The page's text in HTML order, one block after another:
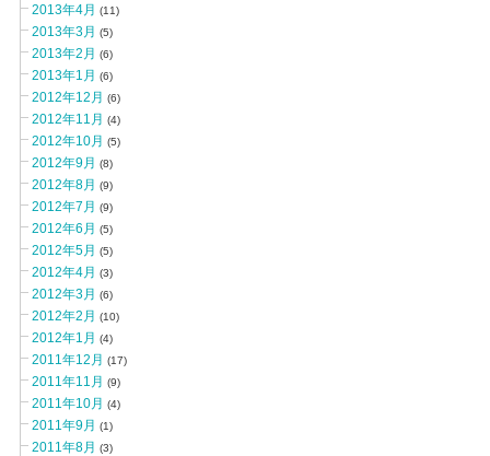
2013年4月 (11)
2013年3月 (5)
2013年2月 (6)
2013年1月 (6)
2012年12月 (6)
2012年11月 (4)
2012年10月 (5)
2012年9月 (8)
2012年8月 (9)
2012年7月 (9)
2012年6月 (5)
2012年5月 (5)
2012年4月 (3)
2012年3月 (6)
2012年2月 (10)
2012年1月 (4)
2011年12月 (17)
2011年11月 (9)
2011年10月 (4)
2011年9月 (1)
2011年8月 (3)